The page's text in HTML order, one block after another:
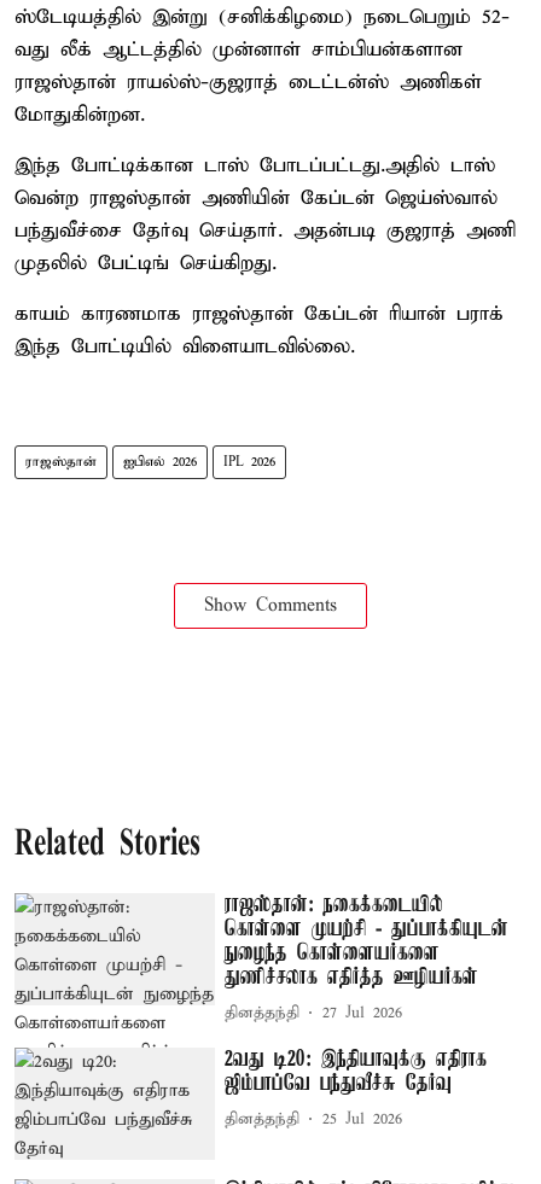
ஸ்டேடியத்தில் இன்று (சனிக்கிழமை) நடைபெறும் 52-
வது லீக் ஆட்டத்தில் முன்னாள் சாம்பியன்களான
ராஜஸ்தான் ராயல்ஸ்-குஜராத் டைட்டன்ஸ் அணிகள்
மோதுகின்றன.
இந்த போட்டிக்கான டாஸ் போடப்பட்டது.அதில் டாஸ்
வென்ற ராஜஸ்தான் அணியின் கேப்டன் ஜெய்ஸ்வால்
பந்துவீச்சை தேர்வு செய்தார். அதன்படி குஜராத் அணி
முதலில் பேட்டிங் செய்கிறது.
காயம் காரணமாக ராஜஸ்தான் கேப்டன் ரியான் பராக்
இந்த போட்டியில் விளையாடவில்லை.
ராஜஸ்தான் ஐபிஎல் 2026 IPL 2026
Show Comments
Related Stories
ராஜஸ்தான்: நகைக்கடையில்
கொள்ளை முயற்சி - துப்பாக்கியுடன்
நுழைந்த கொள்ளையர்களை
துணிச்சலாக எதிர்த்த ஊழியர்கள்
தினத்தந்தி 27 Jul 2026
2வது டி20: இந்தியாவுக்கு எதிராக
ஜிம்பாப்வே பந்துவீச்சு தேர்வு
தினத்தந்தி 25 Jul 2026